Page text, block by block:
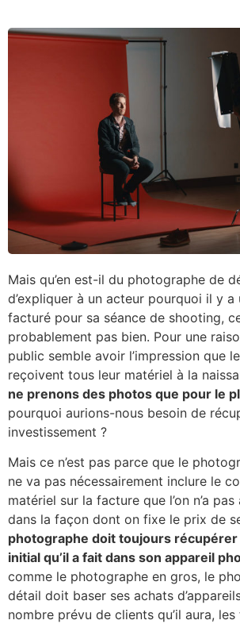
Mais qu’en est-il du photographe de
d’expliquer à un acteur pourquoi il y
facturé pour sa séance de shooting,
probablement pas bien. Pour une
public semble avoir l’impression que
reçoivent tous leur matériel à la
ne prenons des photos que pour le
pourquoi aurions-nous besoin de
investissement ?
Mais ce n’est pas parce que le
ne va pas nécessairement inclure le
matériel sur la facture que l’on n’a
dans la façon dont on fixe le prix de
photographe doit toujours récupérer
initial qu’il a fait dans son appareil
comme le photographe en gros, le
détail doit baser ses achats
nombre prévu de clients qu’il aura,